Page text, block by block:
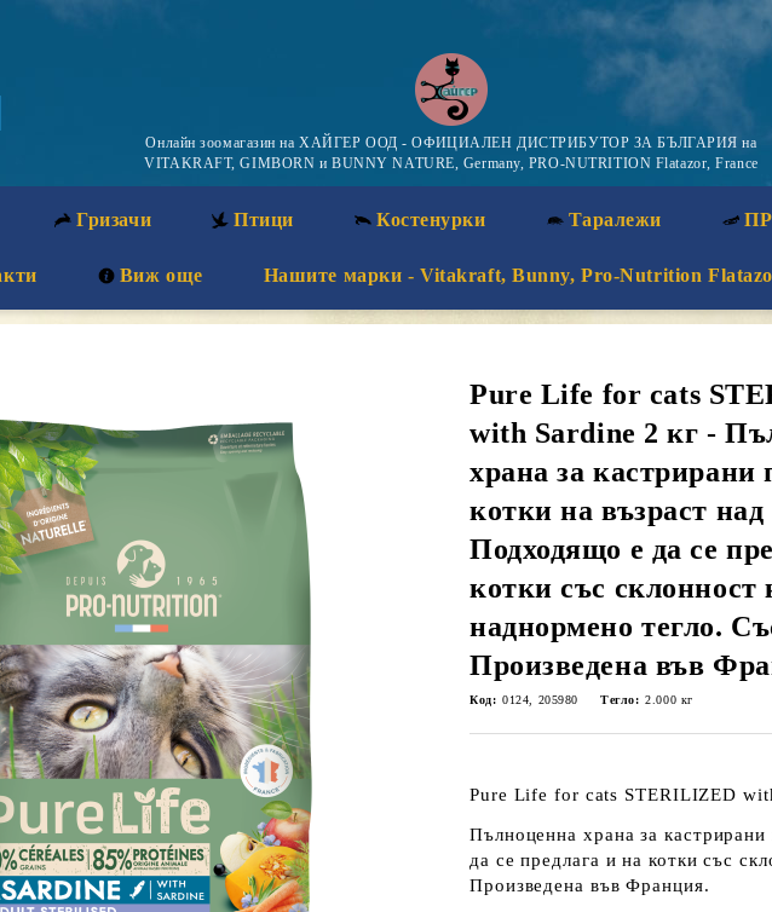
Онлайн зоомагазин на ХАЙГЕР ООД - ОФИЦИАЛЕН ДИСТРИБУТОР ЗА БЪЛГАРИЯ на
VITAKRAFT, GIMBORN и BUNNY NATURE, Germany, PRO-NUTRITION Flatazor, France
Гризачи Птици Костенурки Таралежи
Виж още Нашите марки - Vitakraft, Bunny, Pro-Nutrition
Pure Life for cats
with Sardine 2 кг -
храна за кастрирани
котки на възраст над
Подходящо е да се
котки със склонност
наднормено тегло.
Произведена във
Код: 0124, 205980 Тегло: 2.000 кг
Pure Life for cats STERILIZED
Пълноценна храна за
да се предлага и на котки със
Произведена във Франция.